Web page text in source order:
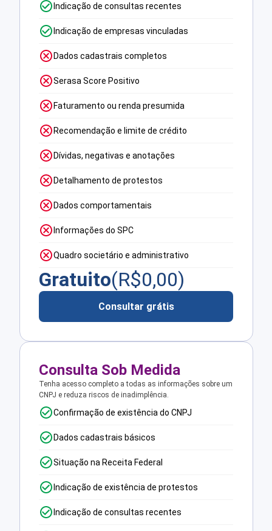
Indicação de consultas recentes
Indicação de empresas vinculadas
Dados cadastrais completos
Serasa Score Positivo
Faturamento ou renda presumida
Recomendação e limite de crédito
Dívidas, negativas e anotações
Detalhamento de protestos
Dados comportamentais
Informações do SPC
Quadro societário e administrativo
Gratuito(R$0,00)
Consultar grátis
Consulta Sob Medida
Tenha acesso completo a todas as informações sobre um
CNPJ e reduza riscos de inadimplência.
Confirmação de existência do CNPJ
Dados cadastrais básicos
Situação na Receita Federal
Indicação de existência de protestos
Indicação de consultas recentes